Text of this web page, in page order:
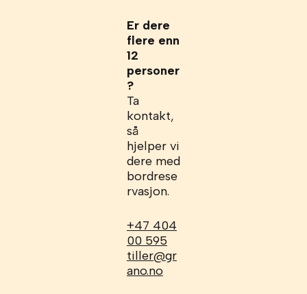
Er dere
flere enn
12
personer
?
Ta
kontakt,
så
hjelper vi
dere med
bordrese
rvasjon.
+47 404
00 595
tiller@gr
ano.no